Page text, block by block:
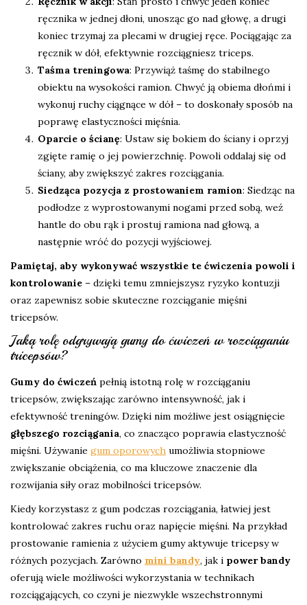
ręcznika w jednej dłoni, unosząc go nad głowę, a drugi
koniec trzymaj za plecami w drugiej ręce. Pociągając za
ręcznik w dół, efektywnie rozciągniesz triceps.
Taśma treningowa: Przywiąż taśmę do stabilnego
obiektu na wysokości ramion. Chwyć ją obiema dłońmi i
wykonuj ruchy ciągnące w dół – to doskonały sposób na
poprawę elastyczności mięśnia.
Oparcie o ścianę: Ustaw się bokiem do ściany i oprzyj
zgięte ramię o jej powierzchnię. Powoli oddalaj się od
ściany, aby zwiększyć zakres rozciągania.
Siedząca pozycja z prostowaniem ramion: Siedząc na
podłodze z wyprostowanymi nogami przed sobą, weź
hantle do obu rąk i prostuj ramiona nad głową, a
następnie wróć do pozycji wyjściowej.
Pamiętaj, aby wykonywać wszystkie te ćwiczenia powoli i
kontrolowanie – dzięki temu zmniejszysz ryzyko kontuzji
oraz zapewnisz sobie skuteczne rozciąganie mięśni
tricepsów.
Jaką rolę odgrywają gumy do ćwiczeń w rozciąganiu
tricepsów?
Gumy do ćwiczeń pełnią istotną rolę w rozciąganiu
tricepsów, zwiększając zarówno intensywność, jak i
efektywność treningów. Dzięki nim możliwe jest osiągnięcie
głębszego rozciągania, co znacząco poprawia elastyczność
mięśni. Używanie gum oporowych umożliwia stopniowe
zwiększanie obciążenia, co ma kluczowe znaczenie dla
rozwijania siły oraz mobilności tricepsów.
Kiedy korzystasz z gum podczas rozciągania, łatwiej jest
kontrolować zakres ruchu oraz napięcie mięśni. Na przykład
prostowanie ramienia z użyciem gumy aktywuje tricepsy w
różnych pozycjach. Zarówno mini bandy, jak i power bandy
oferują wiele możliwości wykorzystania w technikach
rozciągających, co czyni je niezwykle wszechstronnymi